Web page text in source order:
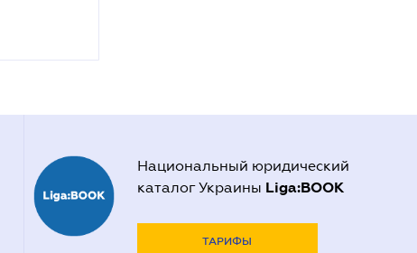
Национальный юридический
каталог Украины Liga:BOOK
ТАРИФЫ